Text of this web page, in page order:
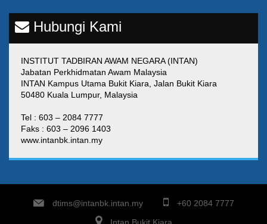
Hubungi Kami
INSTITUT TADBIRAN AWAM NEGARA (INTAN)
Jabatan Perkhidmatan Awam Malaysia
INTAN Kampus Utama Bukit Kiara, Jalan Bukit Kiara
50480 Kuala Lumpur, Malaysia
Tel : 603 – 2084 7777
Faks : 603 – 2096 1403
www.intanbk.intan.my
dtims@intanbk.intan.my
+60 2084 7777